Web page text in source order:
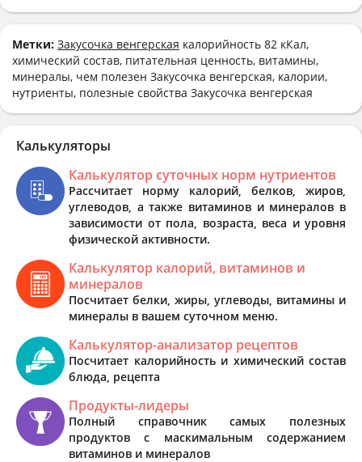
Метки: Закусочка венгерская калорийность 82 кКал,
химический состав, питательная ценность, витамины,
минералы, чем полезен Закусочка венгерская, калории,
нутриенты, полезные свойства Закусочка венгерская
Калькуляторы
Калькулятор суточных норм нутриентов
Рассчитает норму калорий, белков, жиров,
углеводов, а также витаминов и минералов в
зависимости от пола, возраста, веса и уровня
физической активности.
Калькулятор калорий, витаминов и
минералов
Посчитает белки, жиры, углеводы, витамины и
минералы в вашем суточном меню.
Калькулятор-анализатор рецептов
Посчитает калорийность и химический состав
блюда, рецепта
Продукты-лидеры
Полный справочник самых полезных
продуктов с маскимальным содержанием
витаминов и минералов